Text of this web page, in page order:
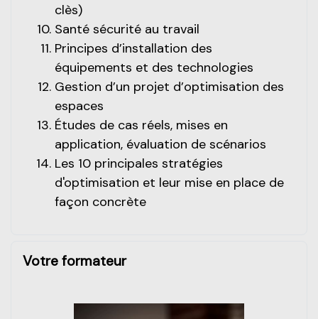
clès)
Santé sécurité au travail
Principes d’installation des
équipements et des technologies
Gestion d’un projet d’optimisation des
espaces
Études de cas réels, mises en
application, évaluation de scénarios
Les 10 principales stratégies
d'optimisation et leur mise en place de
façon concrète
Votre formateur